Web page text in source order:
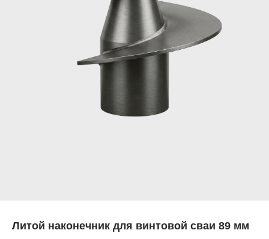
Литой наконечник для винтовой сваи 89 мм